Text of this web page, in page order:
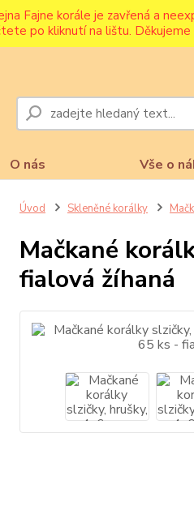
Fajne korále je zavřená a
po kliknutí na lištu.
O nás Vše o
Úvod Skleněné korálky
Mačkané
fialová žíhaná